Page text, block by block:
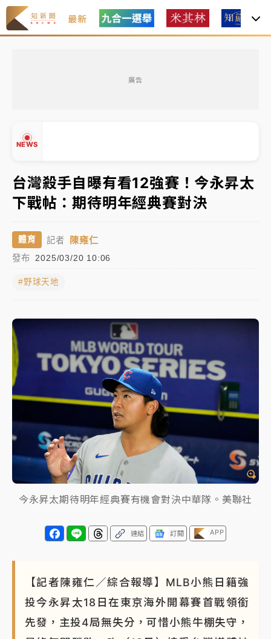
最新
廣告
NEWS
中信慈善基金會想增加董事人數！辜仲諒向法院聲請遭
駁 理由曝光
故宮《龍藏經》特展第2檔！今線上預約開賣一度塞車
周六起展出延長至晚上7時
父親節泡湯了！中颱白海豚雨彈轟3天 「紅到發紫」降
暑假過三周才推「E宿新北打卡趣」！抽獎程序複雜 觀
中信慈善基金會想增加董事人數！辜仲諒向法院聲請遭
故宮《龍藏經》特展第2檔！今線上預約開賣一度塞車
周六起展出延長至晚上7時
台東農業處長涉圖利渡假村！東檢抗告成功 今重開羈
押庭
父親節泡湯了！中颱白海豚雨彈轟3天 「紅到發紫」降
雨熱區曝
台灣殺手自曝有看12強賽！今永昇太
下戰帖：期待明年經典賽對決
體育 記者 陳雍仁
發布 2025/03/20 10:06
#野球天地
今永昇太期待明年經典賽有機會對決中華隊。美聯社
連結 訂閱 APP
【記者陳雍仁／綜合報導】MLB小熊日籍強
投今永昇太18日在東京海外開幕賽首戰領銜
先發，主投4局無失分，可惜小熊牛棚失守，